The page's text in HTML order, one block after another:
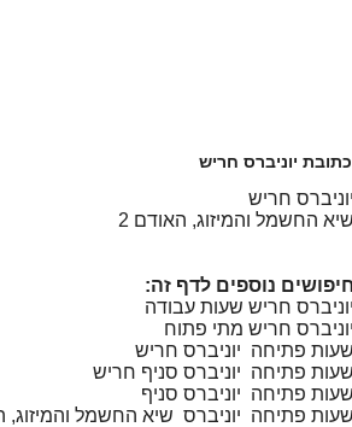
כתובת יוניברס חריש
חריש
החשמל והמיזוג, האודם 2
נוספים לדף זה:
חריש שעות עבודה
חריש מתי פתוח
פתיחה יוניברס חריש
פתיחה יוניברס סניף חריש
פתיחה יוניברס סניף
פתיחה יוניברס שיא החשמל והמיזוג,